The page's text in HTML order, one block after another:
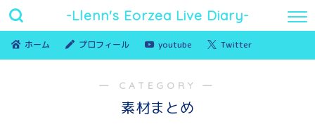
-Llenn's Eorzea Live Diary-
ホーム プロフィール youtube Twitter
― CATEGORY ―
素材まとめ